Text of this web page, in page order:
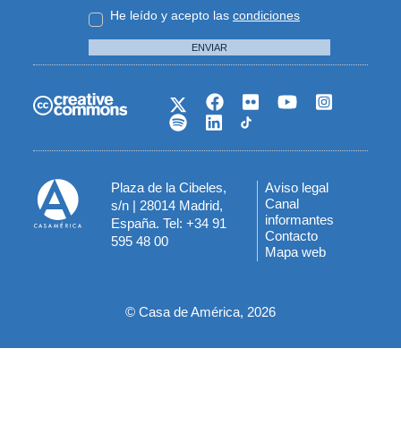
He leído y acepto las condiciones
ENVIAR
Plaza de la Cibeles,
s/n | 28014 Madrid,
España. Tel: +34 91
595 48 00
Menú
del
pie
Aviso legal
Canal
informantes
Contacto
Mapa web
© Casa de América, 2026